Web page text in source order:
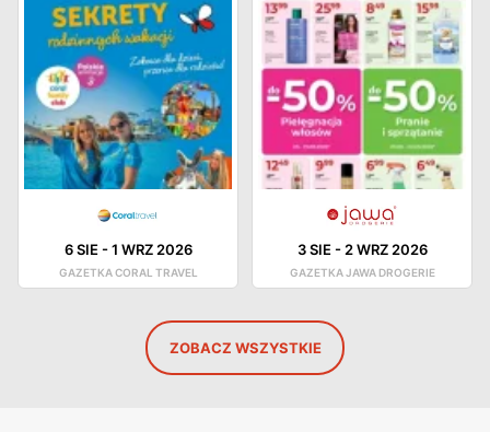
6 SIE -1 WRZ 2026
GAZETKA CORAL TRAVEL
3 SIE - 2 WRZ 2026
GAZETKA JAWA DROGERIE
ZOBACZ WSZYSTKIE